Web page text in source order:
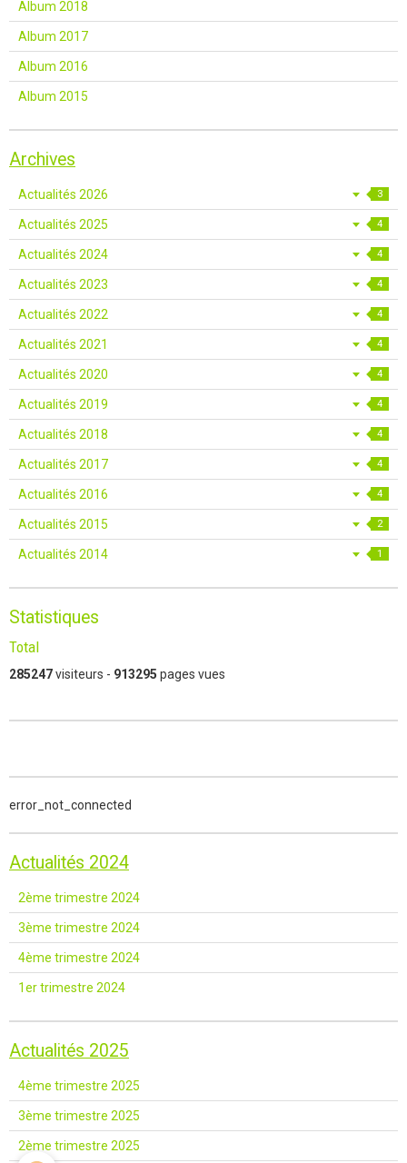
Album 2018
Album 2017
Album 2016
Album 2015
Archives
Actualités 2026 3
Actualités 2025 4
Actualités 2024 4
Actualités 2023 4
Actualités 2022 4
Actualités 2021 4
Actualités 2020 4
Actualités 2019 4
Actualités 2018 4
Actualités 2017 4
Actualités 2016 4
Actualités 2015 2
Actualités 2014 1
Statistiques
Total
285247visiteurs - 913295 pages vues
error_not_connected
Actualités 2024
2ème trimestre 2024
3ème trimestre 2024
4ème trimestre 2024
1er trimestre 2024
Actualités 2025
4ème trimestre 2025
3ème trimestre 2025
2ème trimestre 2025